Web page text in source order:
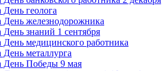
геолога
День железнодорожника
знаний 1 сентября
медицинского работника
металлурга
День Победы 9 мая